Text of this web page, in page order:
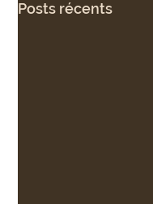
Posts récents